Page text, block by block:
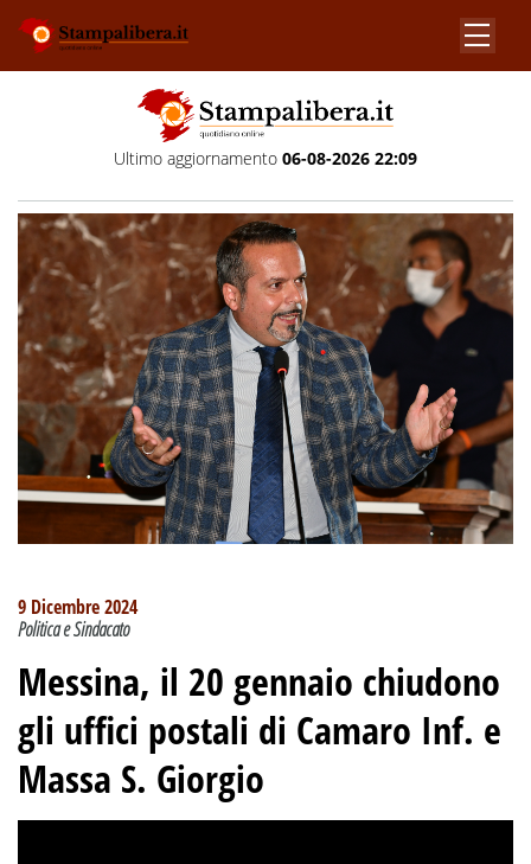
Ultimo aggiornamento 06-08-2026 22:09
9 Dicembre 2024
Politica e Sindacato
Messina, il 20 gennaio chiudono
gli uffici postali di Camaro Inf. e
Massa S. Giorgio